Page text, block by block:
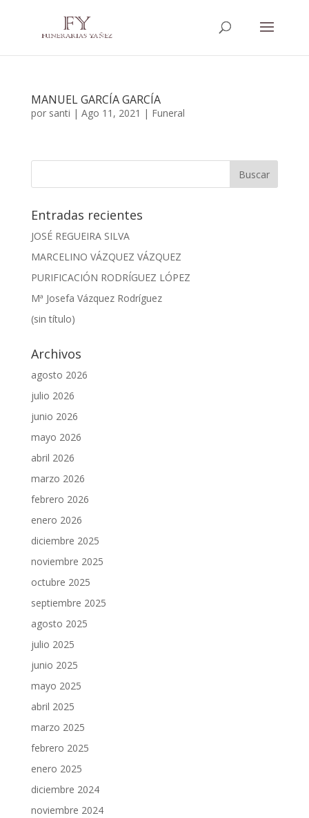
MANUEL GARCÍA GARCÍA
por santi | Ago 11, 2021 | Funeral
Entradas recientes
JOSÉ REGUEIRA SILVA
MARCELINO VÁZQUEZ VÁZQUEZ
PURIFICACIÓN RODRÍGUEZ LÓPEZ
Mª Josefa Vázquez Rodríguez
(sin título)
Archivos
agosto 2026
julio 2026
junio 2026
mayo 2026
abril 2026
marzo 2026
febrero 2026
enero 2026
diciembre 2025
noviembre 2025
octubre 2025
septiembre 2025
agosto 2025
julio 2025
junio 2025
mayo 2025
abril 2025
marzo 2025
febrero 2025
enero 2025
diciembre 2024
noviembre 2024